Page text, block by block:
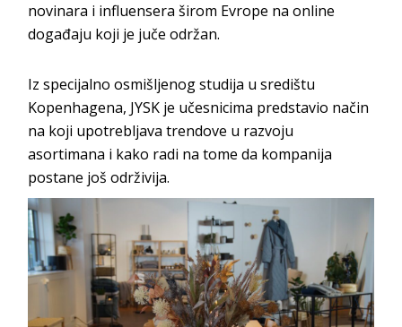
novinara i influensera širom Evrope na online
događaju koji je juče održan.
Iz specijalno osmišljenog studija u središtu
Kopenhagena, JYSK je učesnicima predstavio način
na koji upotrebljava trendove u razvoju
asortimana i kako radi na tome da kompanija
postane još održivija.